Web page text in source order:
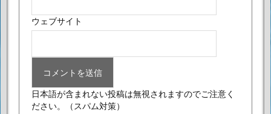
ウェブサイト
日本語が含まれない投稿は無視されますのでご注意く
ださい。
（スパム対策）